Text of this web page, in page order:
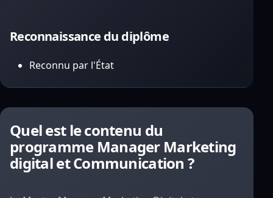
Reconnaissance du diplôme
Reconnu par l'État
Quel est le contenu du
programme Manager Marketing
digital et Communication ?